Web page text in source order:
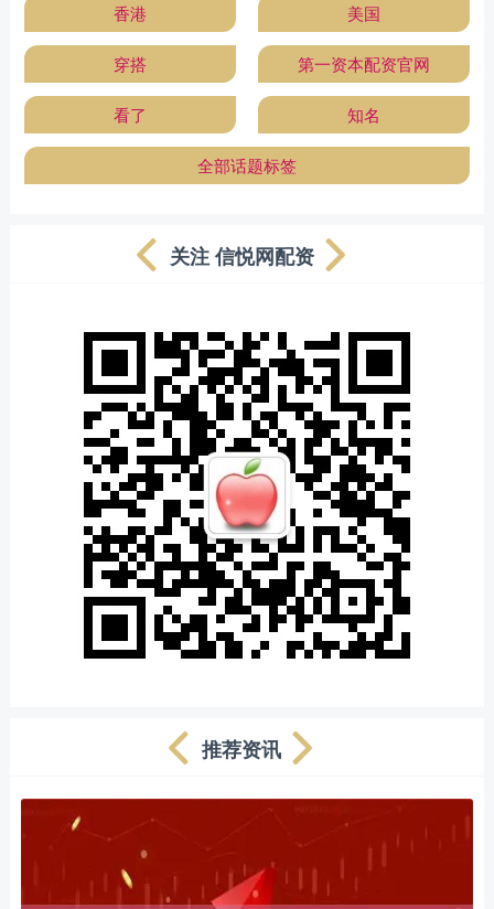
香港 美国
穿搭 第一资本配资官网
看了 知名
全部话题标签
关注 信悦网配资
推荐资讯